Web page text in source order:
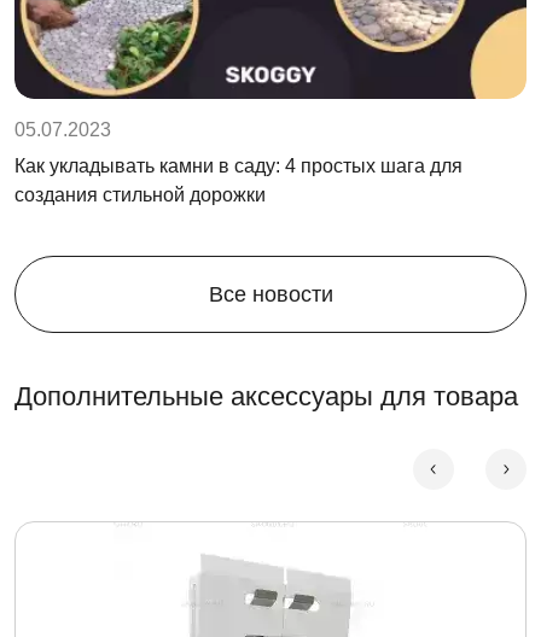
05.07.2023
Как укладывать камни в саду: 4 простых шага для
создания стильной дорожки
Все новости
Дополнительные аксессуары для товара